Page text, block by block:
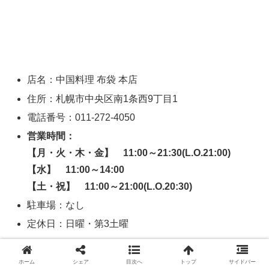
店名：中国料理 布袋 本店
住所：札幌市中央区南1条西9丁目1
電話番号：011-272-4050
営業時間：
【月・火・木・金】 11:00～21:30(L.O.21:00)
【水】 11:00～14:00
【土・祝】 11:00～21:00(L.O.20:30)
駐車場：なし
定休日：日曜・第3土曜
ラーメン大将
ホーム シェア 目次へ トップ サイドバー